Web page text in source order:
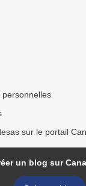
sur le portail
un blog sur